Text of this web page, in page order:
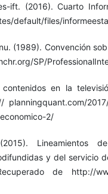
ift. (2016). Cuarto
default/files/
(1989). Convención
SP/
en la
planningquant.com/
2/
Lineamientos
y del servicio
de http://